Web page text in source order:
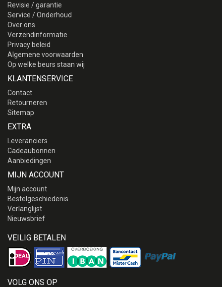
Revisie / garantie
Service / Onderhoud
Over ons
Verzendinformatie
Privacy beleid
Algemene voorwaarden
Op welke beurs staan wij
KLANTENSERVICE
Contact
Retourneren
Sitemap
EXTRA
Leveranciers
Cadeaubonnen
Aanbiedingen
MIJN ACCOUNT
Mijn account
Bestelgeschiedenis
Verlanglijst
Nieuwsbrief
VEILIG BETALEN
VOLG ONS OP